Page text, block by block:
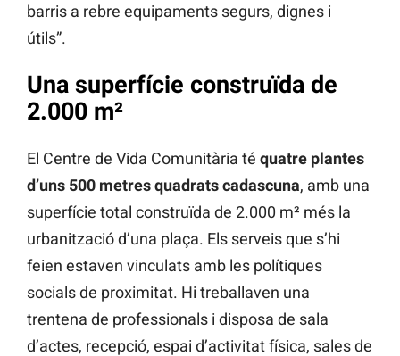
barris a rebre equipaments segurs, dignes i
útils”.
Una superfície construïda de
2.000 m²
El Centre de Vida Comunitària té quatre plantes
d’uns 500 metres quadrats cadascuna, amb una
superfície total construïda de 2.000 m² més la
urbanització d’una plaça. Els serveis que s’hi
feien estaven vinculats amb les polítiques
socials de proximitat. Hi treballaven una
trentena de professionals i disposa de sala
d’actes, recepció, espai d’activitat física, sales de